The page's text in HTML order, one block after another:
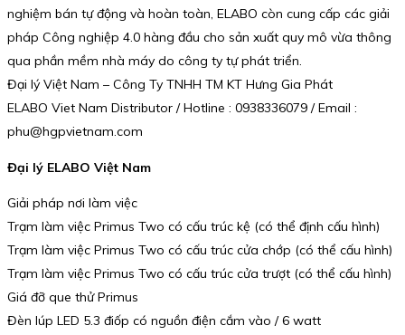
nghiệm bán tự động và hoàn toàn, ELABO còn cung cấp các giải
pháp Công nghiệp 4.0 hàng đầu cho sản xuất quy mô vừa thông
qua phần mềm nhà máy do công ty tự phát triển.
Đại lý Việt Nam – Công Ty TNHH TM KT Hưng Gia Phát
ELABO Viet Nam Distributor / Hotline : 0938336079 / Email :
phu@hgpvietnam.com
Đại lý ELABO Việt Nam
Giải pháp nơi làm việc
Trạm làm việc Primus Two có cấu trúc kệ (có thể định cấu hình)
Trạm làm việc Primus Two có cấu trúc cửa chớp (có thể cấu hình)
Trạm làm việc Primus Two có cấu trúc cửa trượt (có thể cấu hình)
Giá đỡ que thử Primus
Đèn lúp LED 5.3 điốp có nguồn điện cắm vào / 6 watt